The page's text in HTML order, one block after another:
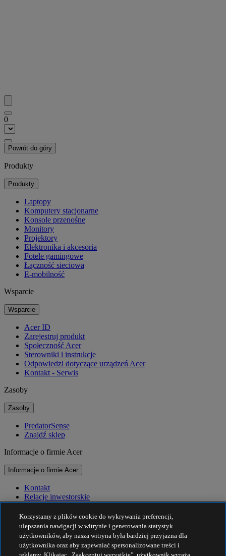
0
Powrót do góry
Produkty
Produkty
Laptopy
Komputery stacjonarne
Konsole przenośne
Monitory
Projektory
Elektronika i akcesoria
Fotele gamingowe
Łączność sieciowa
E-mobilność
Wsparcie
Wsparcie
Acer ID
Zarejestruj produkt
Społeczność Acer
Sterowniki i instrukcje
Odpowiedzi dotyczące urządzeń Acer
Kontakt - Serwis
Zasoby
Zasoby
PredatorSense
Znajdź sklep
Informacje o firmie Acer
Informacje o firmie Acer
Kontakt
Relacje inwestorskie
Nagrody
Wydarzenia
Zrównoważony rozwój
Korzystamy z plików cookie do wykrywania preferencji,
ulepszania nawigacji w witrynie i generowania statystyk
użytkowników, aby nasza witryna była bardziej przyjazna dla
użytkownika oraz aby zapewniać spersonalizowane treści i